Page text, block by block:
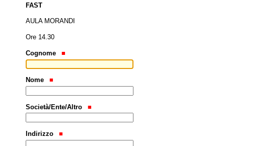
FAST
AULA MORANDI
Ore 14.30
Cognome
Nome
Società/Ente/Altro
Indirizzo